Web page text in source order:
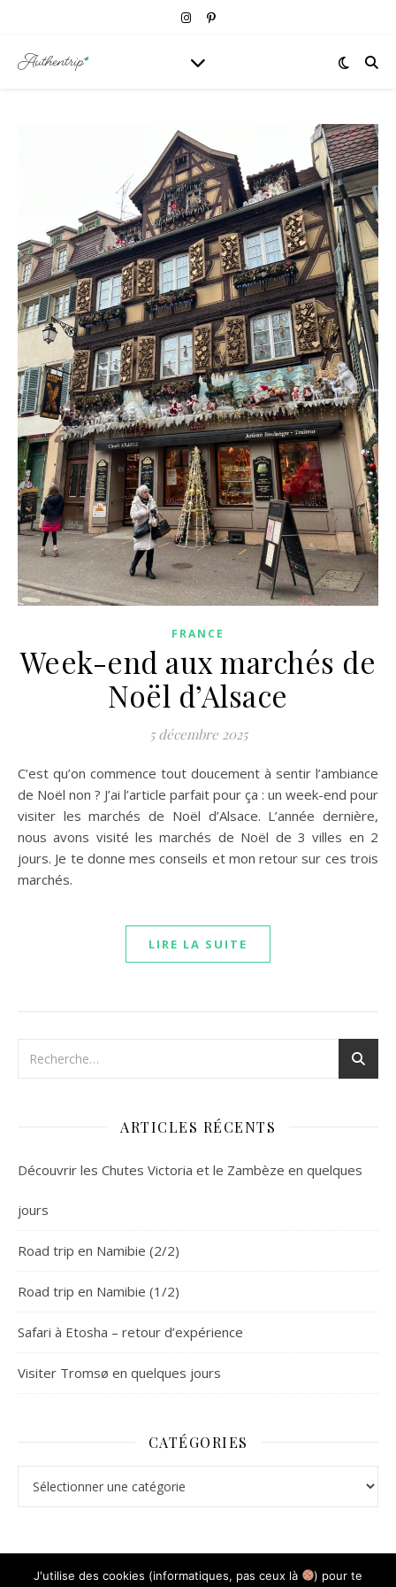
FRANCE
Week-end aux marchés de
Noël d’Alsace
5 décembre 2025
C’est qu’on commence tout doucement à sentir l’ambiance
de Noël non ? J’ai l’article parfait pour ça : un week-end pour
visiter les marchés de Noël d’Alsace. L’année dernière,
nous avons visité les marchés de Noël de 3 villes en 2
jours. Je te donne mes conseils et mon retour sur ces trois
marchés.
LIRE LA SUITE
ARTICLES RÉCENTS
Découvrir les Chutes Victoria et le Zambèze en quelques
jours
Road trip en Namibie (2/2)
Road trip en Namibie (1/2)
Safari à Etosha – retour d’expérience
Visiter Tromsø en quelques jours
CATÉGORIES
J'utilise des cookies (informatiques, pas ceux là
) pour te